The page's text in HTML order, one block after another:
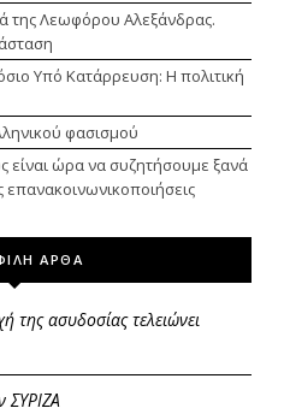
Λεωφόρου Αλεξάνδρας.
Υπό Κατάρρευση: Η πολιτική
φασισμού
ώρα να συζητήσουμε ξανά
επανακοινωνικοποιήσεις
ΑΡΘΑ
της ασυδοσίας τελειώνει
ΣΥΡΙΖΑ